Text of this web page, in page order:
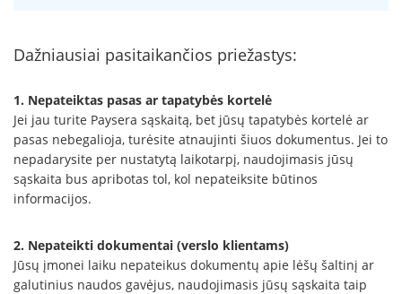
Dažniausiai pasitaikančios priežastys:
1. Nepateiktas pasas ar tapatybės kortelė
Jei jau turite Paysera sąskaitą, bet jūsų tapatybės kortelė ar
pasas nebegalioja, turėsite atnaujinti šiuos dokumentus. Jei to
nepadarysite per nustatytą laikotarpį, naudojimasis jūsų
sąskaita bus apribotas tol, kol nepateiksite būtinos
informacijos.
2. Nepateikti dokumentai (verslo klientams)
Jūsų įmonei laiku nepateikus dokumentų apie lėšų šaltinį ar
galutinius naudos gavėjus, naudojimasis jūsų sąskaita taip